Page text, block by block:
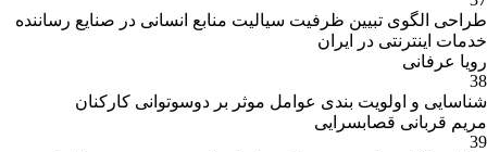
طراحی الگوی تبیین ظرفیت سیالیت منابع انسانی در صنایع رساننده
خدمات اینترنتی در ایران
رویا عرفانی
38
شناسایی و اولویت بندی عوامل موثر بر دوسوتوانی کارکنان
مریم قربانی قصابسرایی
39